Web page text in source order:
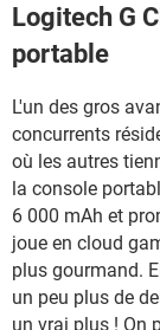
Logitech G
portable
L'un des gros
concurrents
où les autres
la console
6 000 mAh et
joue en cloud
plus gourmand.
un peu plus de
un vrai plus ! On